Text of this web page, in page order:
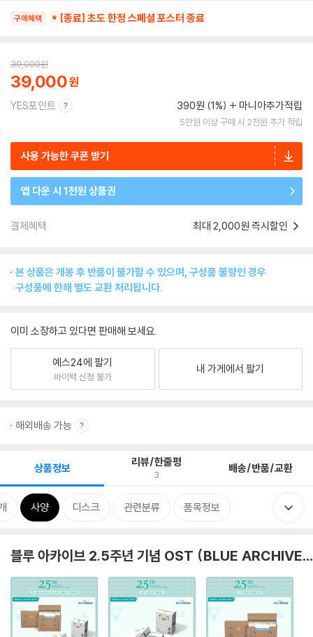
구매혜택 * [종료] 초도 한정 스페셜 포스터 종료
39,000원
39,000
YES포인트 390원 (1%) 마니아추가적립
5만원 이상 구매 시 2천원 추가 적립
사용 가능한 쿠폰 받기
앱 다운 시 1천원 상품권
결제혜택 최대 2,000원 즉시할인
본 상품은 개봉 후 반품이 불가할 수 있으며, 구성품 불량인 경우
구성품에 한해 별도 교환 처리됩니다.
이미 소장하고 있다면 판매해 보세요.
예스24에 팔기
바이백 신청 불가
내 가게에서 팔기
해외배송 가능
상품정보 리뷰/한줄평
3 배송/반품/교환
사양 디스크 관련분류 품목정보
블루 아카이브 2.5주년 기념 OST (BLUE ARCHIVE 2.5th ANNIVERSARY OST)